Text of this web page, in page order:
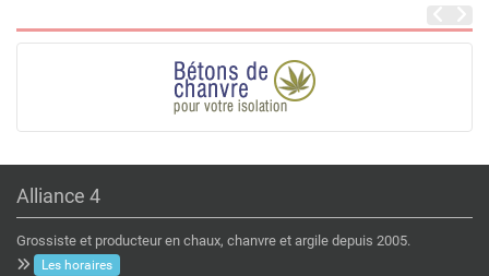
Alliance 4
Grossiste et producteur en chaux, chanvre et argile depuis 2005.
Les horaires